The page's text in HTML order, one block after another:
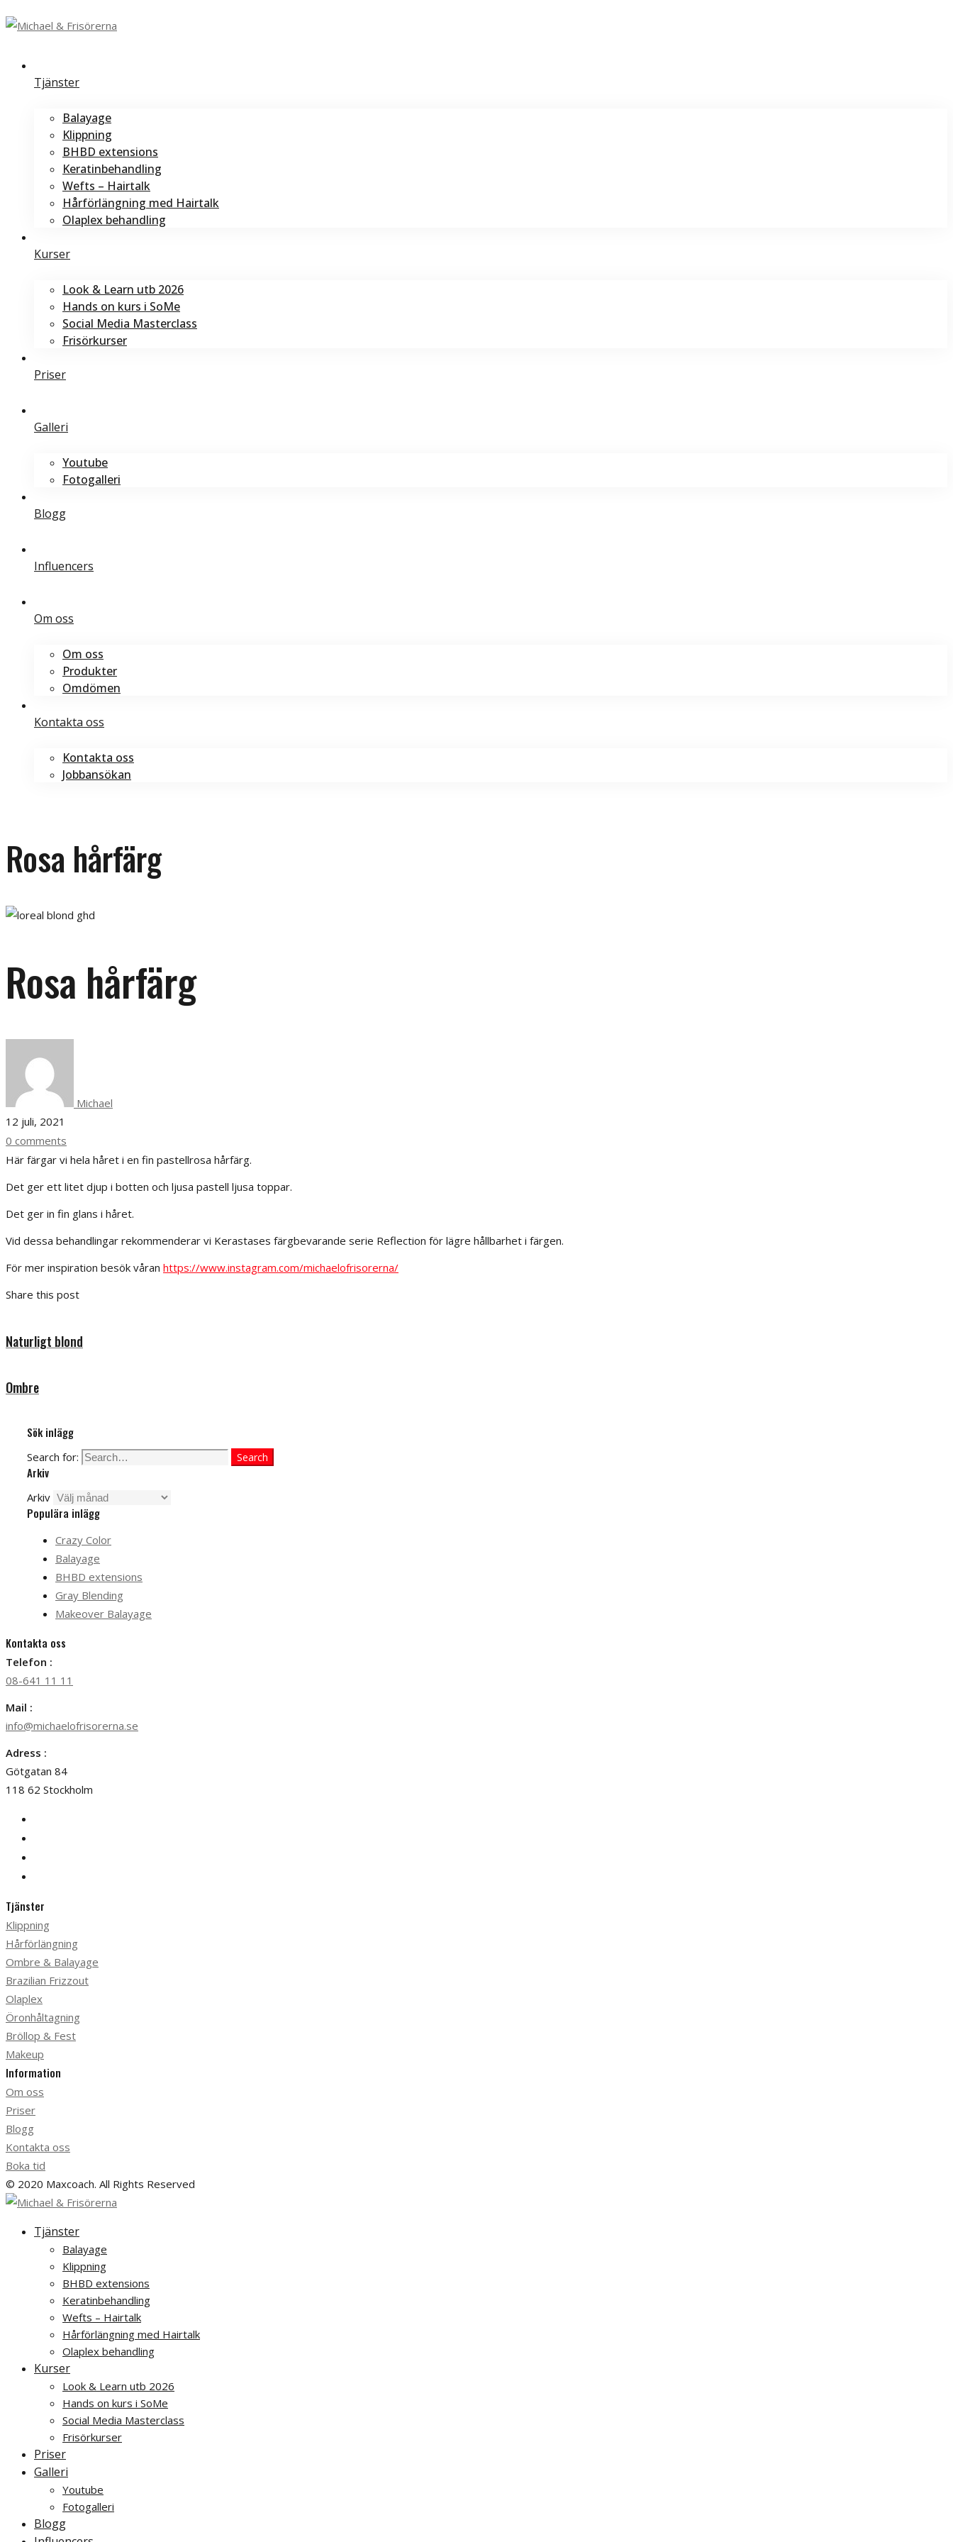
Tjänster
Balayage
Klippning
BHBD extensions
Keratinbehandling
Wefts – Hairtalk
Hårförlängning med Hairtalk
Olaplex behandling
Kurser
Look & Learn utb 2026
Hands on kurs i SoMe
Social Media Masterclass
Frisörkurser
Priser
Galleri
Youtube
Fotogalleri
Blogg
Influencers
Om oss
Om oss
Produkter
Omdömen
Kontakta oss
Kontakta oss
Jobbansökan
Rosa hårfärg
Rosa hårfärg
Michael
12 juli, 2021
0 comments
Här färgar vi hela håret i en fin pastellrosa hårfärg.
Det ger ett litet djup i botten och ljusa pastell ljusa toppar.
Det ger in fin glans i håret.
Vid dessa behandlingar rekommenderar vi Kerastases färgbevarande serie Reflection för lägre hållbarhet i färgen.
För mer inspiration besök våran https://www.instagram.com/michaelofrisorerna/
Share this post
Naturligt blond
Ombre
Sök inlägg
Search for: Search
Arkiv
Arkiv
Populära inlägg
Crazy Color
Balayage
BHBD extensions
Gray Blending
Makeover Balayage
Kontakta oss
Telefon :
08-641 11 11
Mail :
info@michaelofrisorerna.se
Adress :
Götgatan 84
118 62 Stockholm
Tjänster
Klippning
Hårförlängning
Ombre & Balayage
Brazilian Frizzout
Olaplex
Öronhåltagning
Bröllop & Fest
Makeup
Information
Om oss
Priser
Blogg
Kontakta oss
Boka tid
© 2020 Maxcoach. All Rights Reserved
Tjänster
Balayage
Klippning
BHBD extensions
Keratinbehandling
Wefts – Hairtalk
Hårförlängning med Hairtalk
Olaplex behandling
Kurser
Look & Learn utb 2026
Hands on kurs i SoMe
Social Media Masterclass
Frisörkurser
Priser
Galleri
Youtube
Fotogalleri
Blogg